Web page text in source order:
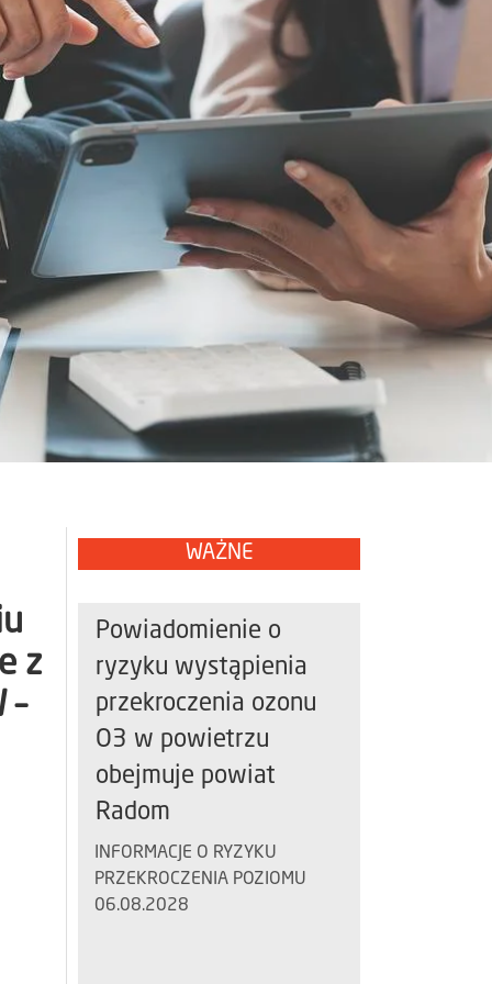
z
–
WAŻNE
Powiadomienie o
ryzyku wystąpienia
przekroczenia ozonu
O3 w powietrzu
obejmuje powiat
Radom
INFORMACJE O RYZYKU
PRZEKROCZENIA POZIOMU
06.08.2028